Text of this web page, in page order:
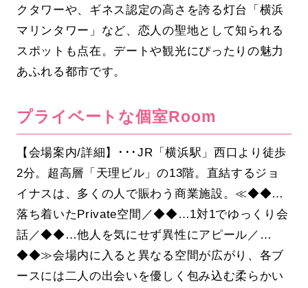
クタワーや、ギネス認定の高さを誇る灯台「横浜
マリンタワー」など、恋人の聖地として知られる
スポットも点在。デートや観光にぴったりの魅力
あふれる都市です。
プライベートな個室Room
【会場案内/詳細】･･･JR「横浜駅」西口より徒歩
2分。超高層「天理ビル」の13階。直結するジョ
イナスは、多くの人で賑わう商業施設。≪◆◆…
落ち着いたPrivate空間／◆◆…1対1でゆっくり会
話／◆◆…他人を気にせず異性にアピール／…
◆◆≫会場内に入ると異なる空間が広がり、各ブ
ースには二人の出会いを優しく包み込む柔らかい